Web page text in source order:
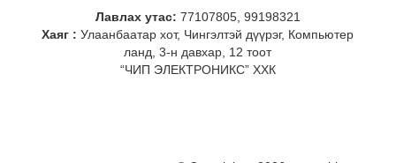
Лавлах утас: 77107805, 99198321
Хаяг : Улаанбаатар хот, Чингэлтэй дүүрэг, Компьютер
ланд, 3-н давхар, 12 тоот
“ЧИП ЭЛЕКТРОНИКС” ХХК